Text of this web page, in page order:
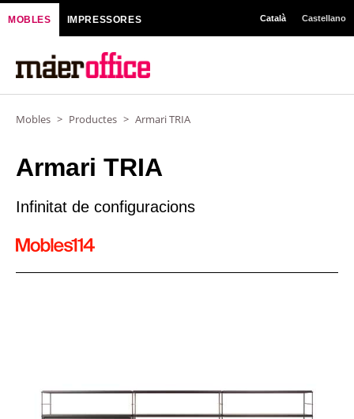
contingut
MOBLES IMPRESSORES Català Castellano
Mobles > Productes > Armari TRIA
Armari TRIA
Infinitat de configuracions